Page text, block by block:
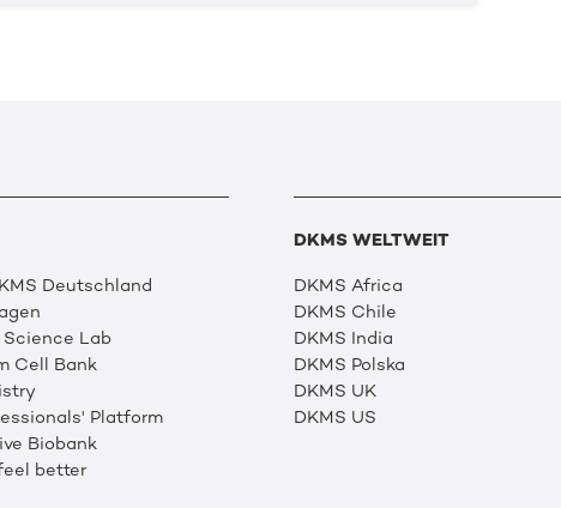
Deutschland
Science Lab
Cell Bank
Platform
Biobank
better
DKMS WELTWEIT
DKMS Africa
DKMS Chile
DKMS India
DKMS Polska
DKMS UK
DKMS US